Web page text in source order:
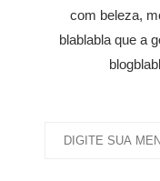
com beleza,
blablabla que a